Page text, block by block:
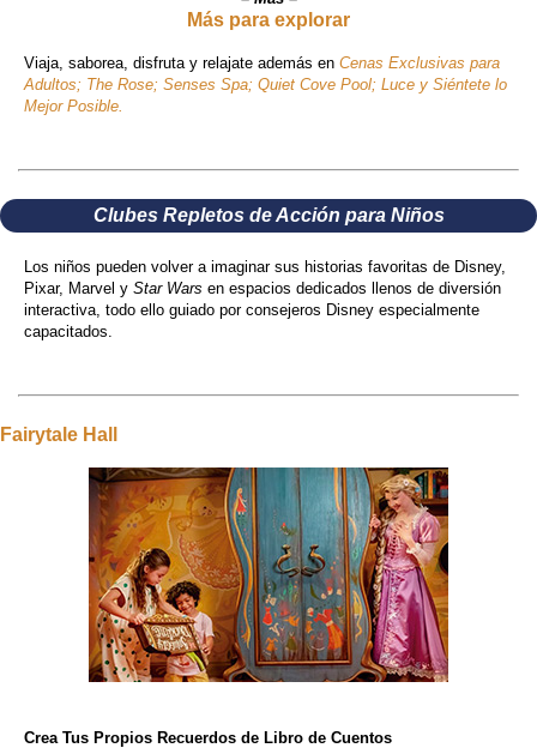
Más para explorar
Viaja, saborea, disfruta y relajate además en Cenas Exclusivas para
Adultos; The Rose; Senses Spa; Quiet Cove Pool; Luce y Siéntete lo
Mejor Posible.
Clubes Repletos de Acción para Niños
Los niños pueden volver a imaginar sus historias favoritas de Disney,
Pixar, Marvel y Star Wars en espacios dedicados llenos de diversión
interactiva, todo ello guiado por consejeros Disney especialmente
capacitados.
Fairytale Hall
Crea Tus Propios Recuerdos de Libro de Cuentos